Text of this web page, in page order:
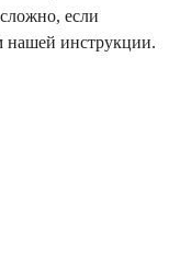
если
нашей инструкции.